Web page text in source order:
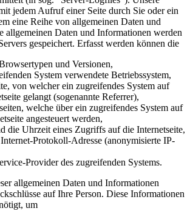
jedem Aufruf einer Seite durch Sie oder ein
eine Reihe von allgemeinen Daten und
allgemeinen Daten und Informationen werden
gespeichert. Erfasst werden können die
und Versionen,
System verwendete Betriebssystem,
von welcher ein zugreifendes System auf
gelangt (sogenannte Referrer),
welche über ein zugreifendes System auf
angesteuert werden,
die Uhrzeit eines Zugriffs auf die Internetseite,
Protokoll-Adresse (anonymisierte IP-
Provider des zugreifenden Systems.
allgemeinen Daten und Informationen
auf Ihre Person. Diese Informationen
um